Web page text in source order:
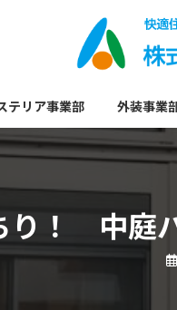
テリア事業部 外装事業
り！ 中庭